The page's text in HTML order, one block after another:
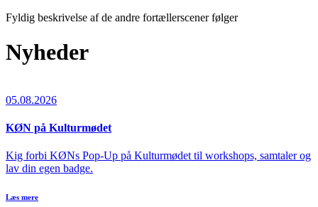
Fyldig beskrivelse af de andre fortællerscener følger
Nyheder
05.08.2026
KØN på Kulturmødet
Kig forbi KØNs Pop-Up på Kulturmødet til workshops, samtaler og
lav din egen badge.
Læs mere